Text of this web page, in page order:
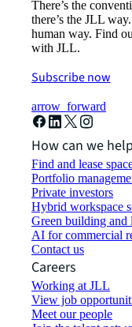
There’s the
there’s the JLL
human way. Find
with JLL.
Subscribe now
arrow_forward
How can we
Find and lease
Portfolio
Private investors
Hybrid workspace
Green building and
AI for commercial
Contact us
Careers
Working at JLL
View job
Meet our people